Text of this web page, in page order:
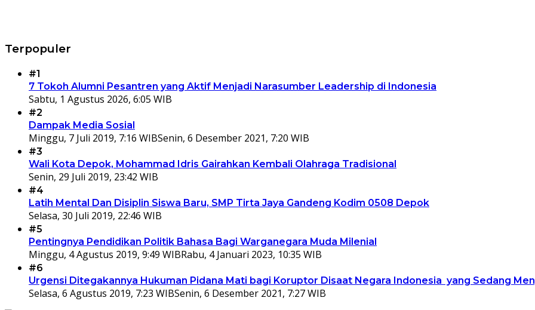
Terpopuler
#1
7 Tokoh Alumni Pesantren yang Aktif Menjadi Narasumber Leadership di Indonesia
Sabtu, 1 Agustus 2026, 6:05 WIB
#2
Dampak Media Sosial
Minggu, 7 Juli 2019, 7:16 WIBSenin, 6 Desember 2021, 7:20 WIB
#3
Wali Kota Depok, Mohammad Idris Gairahkan Kembali Olahraga Tradisional
Senin, 29 Juli 2019, 23:42 WIB
#4
Latih Mental Dan Disiplin Siswa Baru, SMP Tirta Jaya Gandeng Kodim 0508 Depok
Selasa, 30 Juli 2019, 22:46 WIB
#5
Pentingnya Pendidikan Politik Bahasa Bagi Warganegara Muda Milenial
Minggu, 4 Agustus 2019, 9:49 WIBRabu, 4 Januari 2023, 10:35 WIB
#6
Urgensi Ditegakannya Hukuman Pidana Mati bagi Koruptor Disaat Negara Indonesia yang Sedang
Selasa, 6 Agustus 2019, 7:23 WIBSenin, 6 Desember 2021, 7:27 WIB